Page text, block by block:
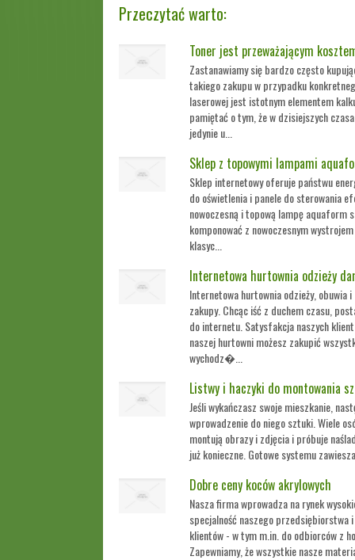
Przeczytać warto:
Toner jest przeważającym
Zastanawiamy się bardzo często
takiego zakupu w przypadku
laserowej jest istotnym elementem
pamiętać o tym, że w dzisiejszych
jedynie u...
Sklep z topowymi lampami
Sklep internetowy oferuje państwu
do oświetlenia i panele do sterowania
nowoczesną i topową lampę aquaform
komponować z nowoczesnym
klasyc...
Internetowa hurtownia odzieży
Internetowa hurtownia odzieży, obuwia
zakupy. Chcąc iść z duchem czasu,
do internetu. Satysfakcja naszych
naszej hurtowni możesz zakupić
wychodz�...
Listwy i haczyki do montowania
Jeśli wykańczasz swoje mieszkanie,
wprowadzenie do niego sztuki. Wiele
montują obrazy i zdjęcia i próbuje
już konieczne. Gotowe systemu
Dobre ceny koców akrylowych
Nasza firma wprowadza na rynek
specjalność naszego przedsiębiorstwa
klientów - w tym m.in. do odbiorców z
Zapewniamy, że wszystkie nasze